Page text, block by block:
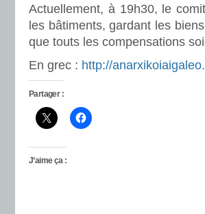
Actuellement, à 19h30, le
les bâtiments, gardant les
que touts les compensations
En grec : http://
Partager :
J’aime ça :